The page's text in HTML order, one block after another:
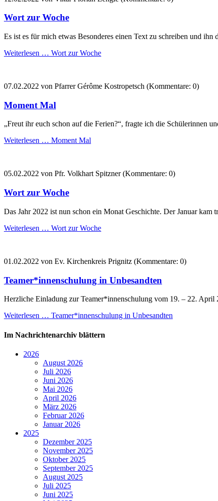
Wort zur Woche
Es ist es für mich etwas Besonderes einen Text zu schreiben und
Weiterlesen … Wort zur Woche
07.02.2022 von Pfarrer Gérôme Kostropetsch (Kommentare: 0)
Moment Mal
„Freut ihr euch schon auf die Ferien?“, fragte ich die Schülerinnen
Weiterlesen … Moment Mal
05.02.2022 von Pfr. Volkhart Spitzner (Kommentare: 0)
Wort zur Woche
Das Jahr 2022 ist nun schon ein Monat Geschichte. Der Januar kam
Weiterlesen … Wort zur Woche
01.02.2022 von Ev. Kirchenkreis Prignitz (Kommentare: 0)
Teamer*innenschulung in Unbesandten
Herzliche Einladung zur Teamer*innenschulung vom 19. – 22. April
Weiterlesen … Teamer*innenschulung in Unbesandten
Im Nachrichtenarchiv blättern
2026
August 2026
Juli 2026
Juni 2026
Mai 2026
April 2026
März 2026
Februar 2026
Januar 2026
2025
Dezember 2025
November 2025
Oktober 2025
September 2025
August 2025
Juli 2025
Juni 2025